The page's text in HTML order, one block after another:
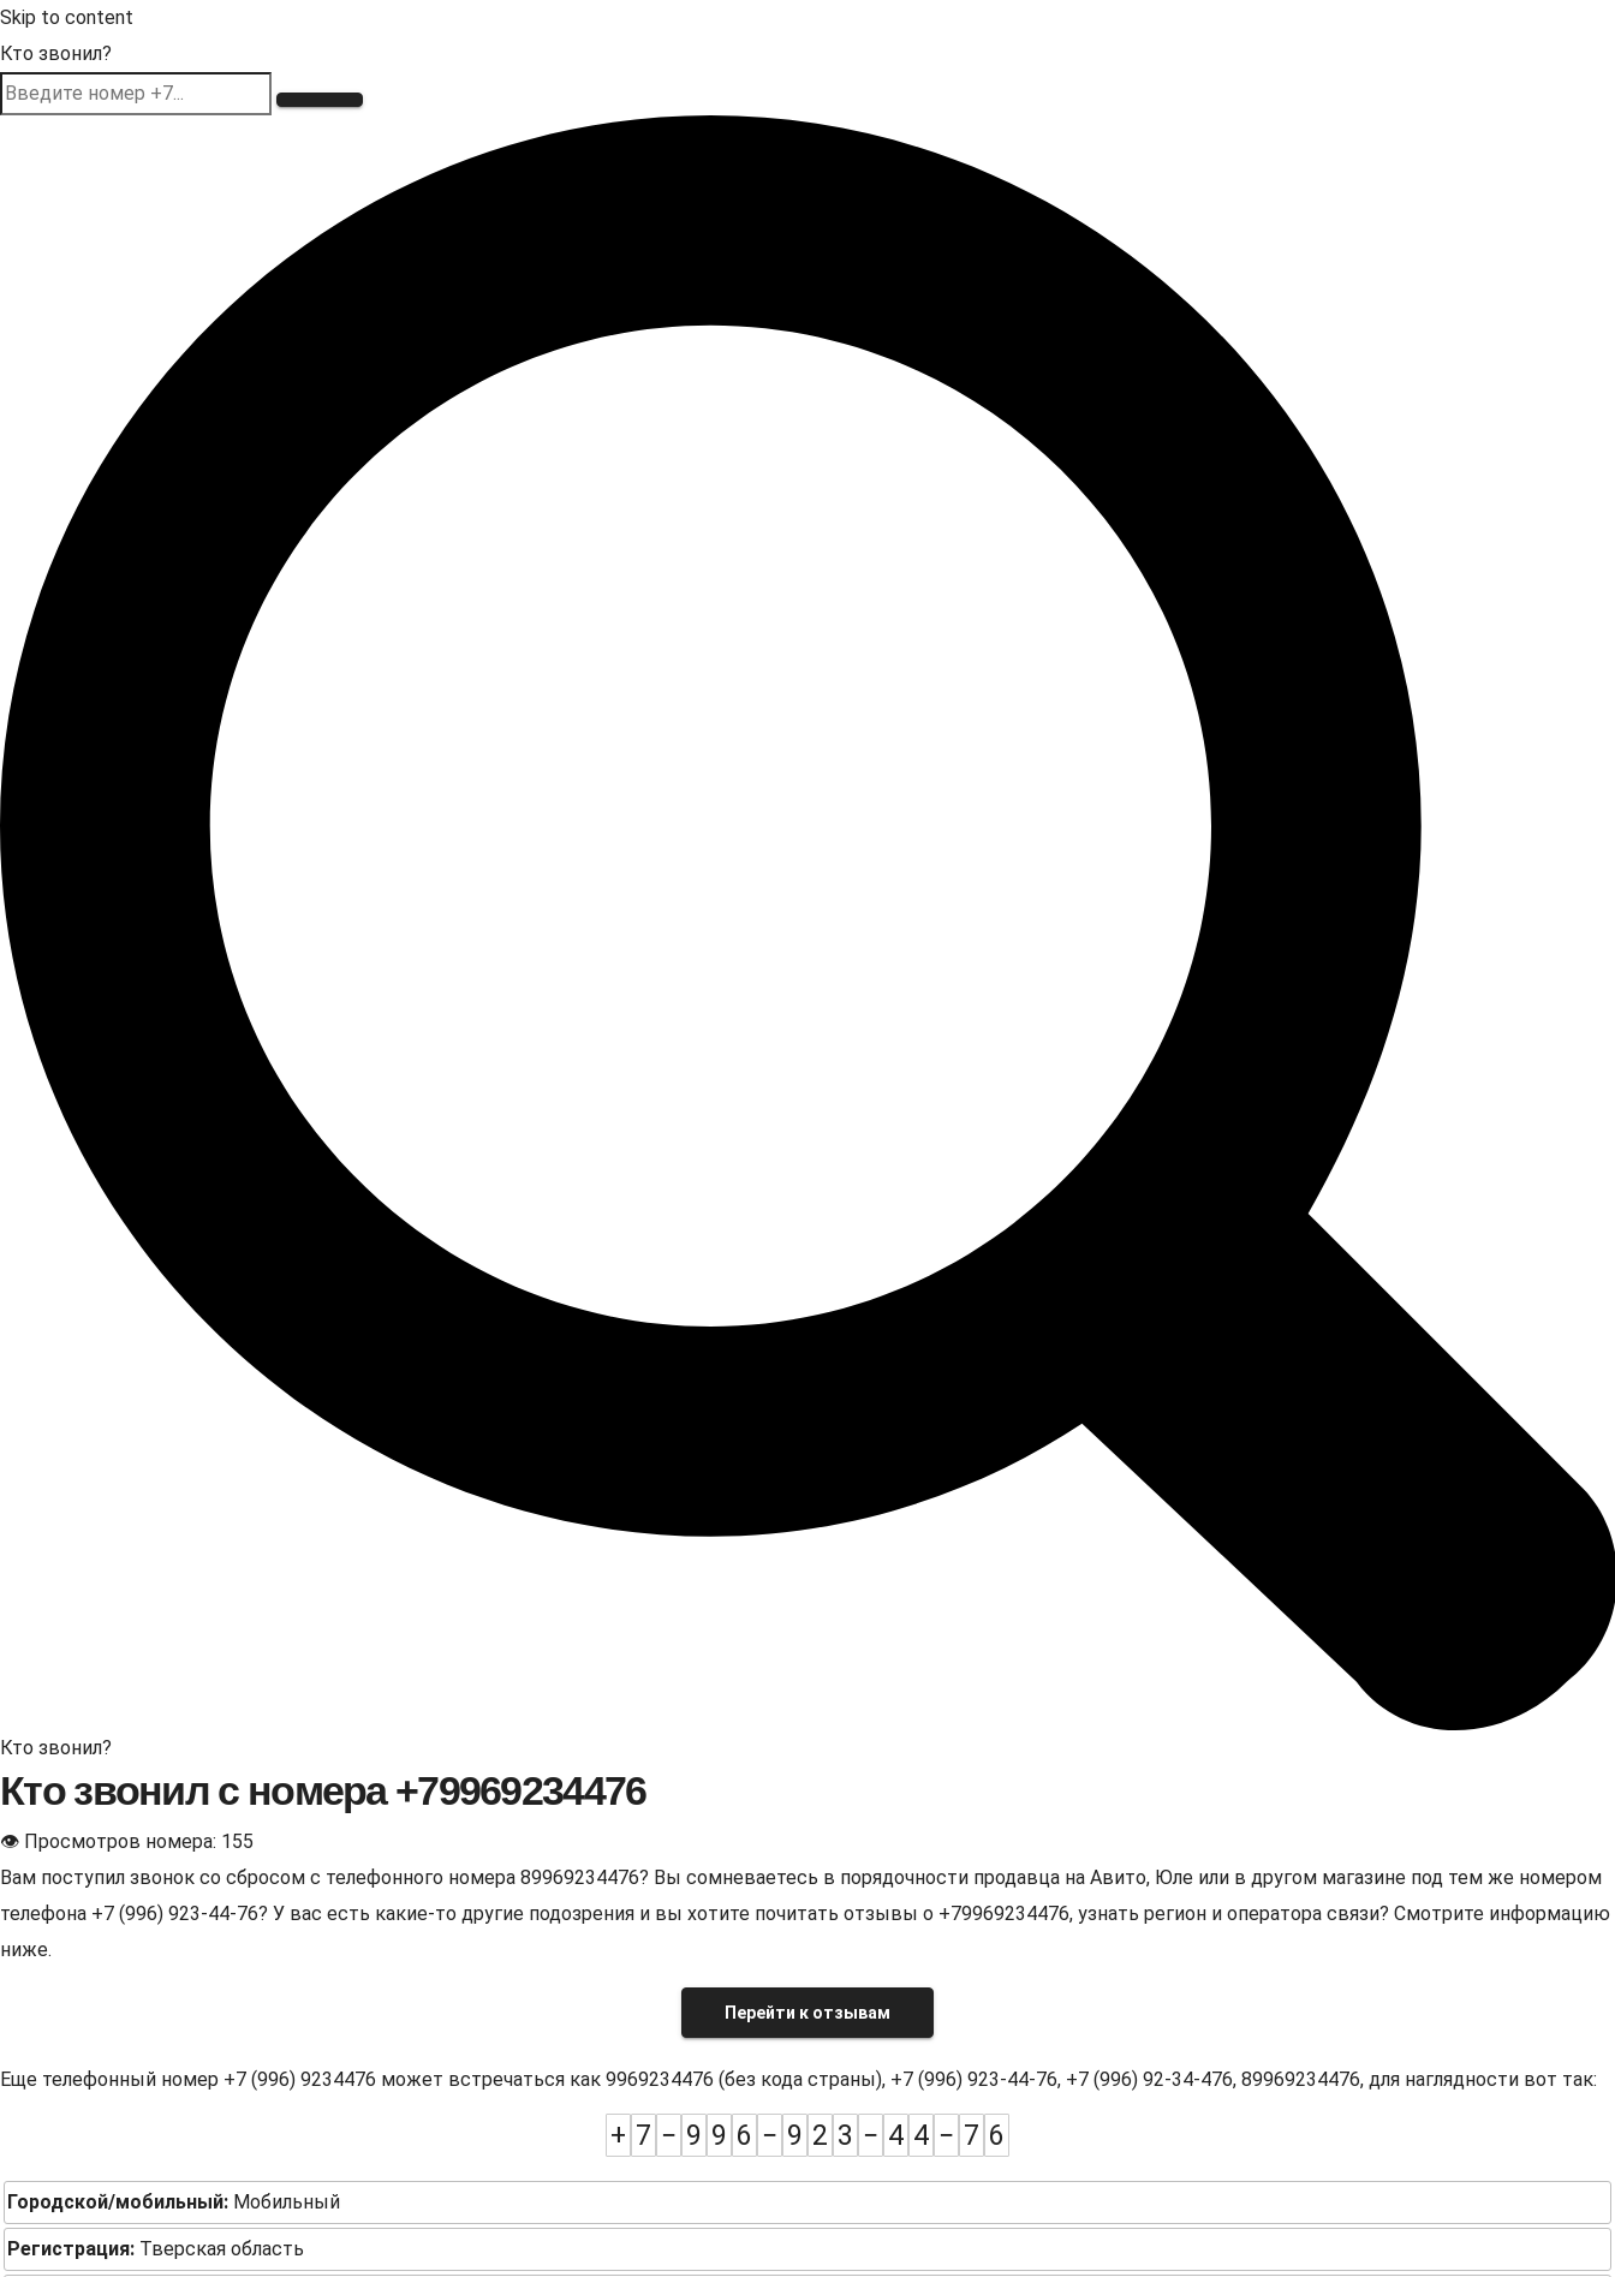
Skip to content
Кто звонил?
Кто звонил?
Кто звонил с номера +79969234476
👁 Просмотров номера: 155
Вам поступил звонок со сбросом с телефонного номера 89969234476? Вы сомневаетесь в порядочности продавца на Авито, Юле или в другом магазине под тем же номером
телефона +7 (996) 923-44-76? У вас есть какие-то другие подозрения и вы хотите почитать отзывы о +79969234476, узнать регион и оператора связи? Смотрите информацию
ниже.
Перейти к отзывам
Еще телефонный номер +7 (996) 9234476 может встречаться как 9969234476 (без кода страны), +7 (996) 923-44-76, +7 (996) 92-34-476, 89969234476, для наглядности вот так:
+ 7 − 9 9 6 − 9 2 3 − 4 4 − 7 6
Городской/мобильный: Мобильный
Регистрация: Тверская область